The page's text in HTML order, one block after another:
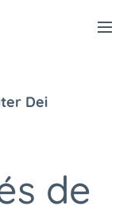
Dei
de